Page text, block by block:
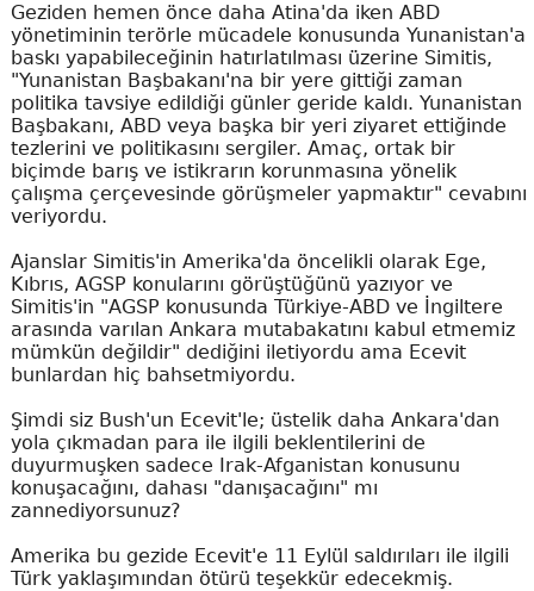
Geziden hemen önce daha Atina'da iken ABD
yönetiminin terörle mücadele konusunda Yunanistan'a
baskı yapabileceğinin hatırlatılması üzerine Simitis,
"Yunanistan Başbakanı'na bir yere gittiği zaman
politika tavsiye edildiği günler geride kaldı. Yunanistan
Başbakanı, ABD veya başka bir yeri ziyaret ettiğinde
tezlerini ve politikasını sergiler. Amaç, ortak bir
biçimde barış ve istikrarın korunmasına yönelik
çalışma çerçevesinde görüşmeler yapmaktır" cevabını
veriyordu.
Ajanslar Simitis'in Amerika'da öncelikli olarak Ege,
Kıbrıs, AGSP konularını görüştüğünü yazıyor ve
Simitis'in "AGSP konusunda Türkiye-ABD ve İngiltere
arasında varılan Ankara mutabakatını kabul etmemiz
mümkün değildir" dediğini iletiyordu ama Ecevit
bunlardan hiç bahsetmiyordu.
Şimdi siz Bush'un Ecevit'le; üstelik daha Ankara'dan
yola çıkmadan para ile ilgili beklentilerini de
duyurmuşken sadece Irak-Afganistan konusunu
konuşacağını, dahası "danışacağını" mı
zannediyorsunuz?
Amerika bu gezide Ecevit'e 11 Eylül saldırıları ile ilgili
Türk yaklaşımından ötürü teşekkür edecekmiş.